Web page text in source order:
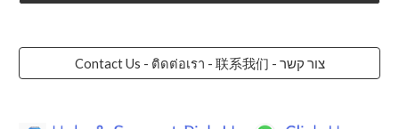
Contact Us - ติดต่อเรา - 联系我们 - צור קשר